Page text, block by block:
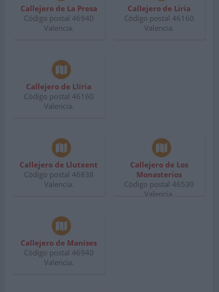
Callejero de La Presa
Código postal 46940
Valencia.
Callejero de Liria
Código postal 46160
Valencia.
Callejero de Llíria
Código postal 46160
Valencia.
Callejero de Llutxent
Código postal 46838
Valencia.
Callejero de Los
Monasterios
Código postal 46530
Valencia.
Callejero de Manises
Código postal 46940
Valencia.